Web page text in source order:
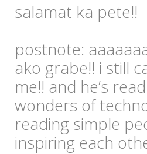
salamat ka pete!!
postnote:
ako grabe!! i still
me!! and he’s
wonders of
reading simple
inspiring each